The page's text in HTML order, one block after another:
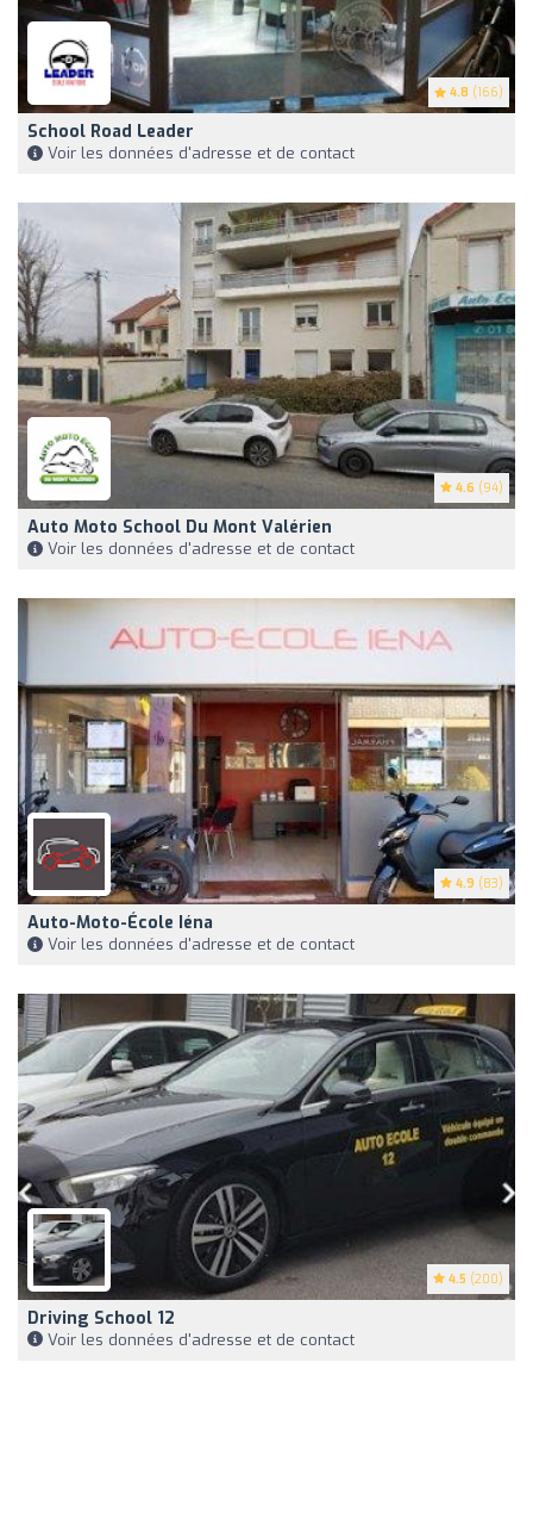
4.8 (166)
School Road Leader
Voir les données d'adresse et de contact
4.6 (94)
Auto Moto School Du Mont Valérien
Voir les données d'adresse et de contact
4.9 (83)
Auto-Moto-École Iéna
Voir les données d'adresse et de contact
4.5 (200)
Driving School 12
Voir les données d'adresse et de contact